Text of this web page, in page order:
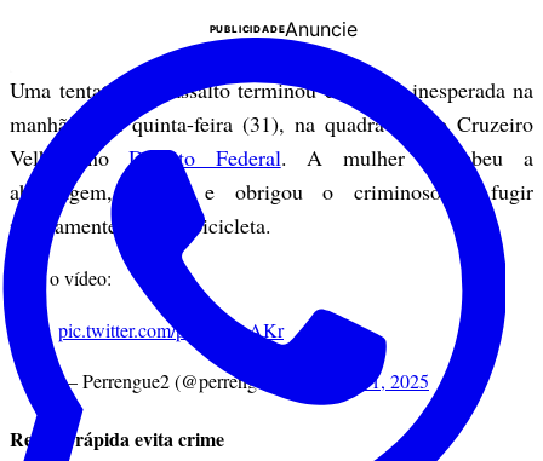
PUBLICIDADEAnuncie
Uma tentativa de assalto terminou de forma inesperada na
manhã desta quinta-feira (31), na quadra 12 do Cruzeiro
Velho, noDistrito Federal. A mulher percebeu a
abordagem, gritou e obrigou o criminoso a fugir
rapidamente em sua bicicleta.
Veja o vídeo:
pic.twitter.com/pJUSNseAKr
— Perrengue2 (@perrengue2025) July 31, 2025
Reação rápida evita crime